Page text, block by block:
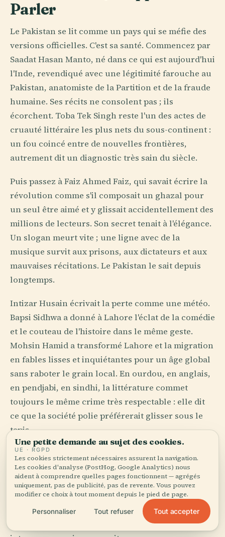
Parler
Le Pakistan se lit comme un pays qui se méfie des
versions officielles. C'est sa santé. Commencez par
Saadat Hasan Manto, né dans ce qui est aujourd'hui
l'Inde, revendiqué avec une légitimité farouche au
Pakistan, anatomiste de la Partition et de la fraude
humaine. Ses récits ne consolent pas ; ils
écorchent. Toba Tek Singh reste l'un des actes de
cruauté littéraire les plus nets du sous-continent :
un fou coincé entre de nouvelles frontières,
autrement dit un diagnostic très sain du siècle.
Puis passez à Faiz Ahmed Faiz, qui savait écrire la
révolution comme s'il composait un ghazal pour
un seul être aimé et y glissait accidentellement des
millions de lecteurs. Son secret tenait à l'élégance.
Un slogan meurt vite ; une ligne avec de la
musique survit aux prisons, aux dictateurs et aux
mauvaises récitations. Le Pakistan le sait depuis
longtemps.
Intizar Husain écrivait la perte comme une météo.
Bapsi Sidhwa a donné à Lahore l'éclat de la comédie
et le couteau de l'histoire dans le même geste.
Mohsin Hamid a transformé Lahore et la migration
en fables lisses et inquiétantes pour un âge global
sans raboter le grain local. En ourdou, en anglais,
en pendjabi, en sindhi, la littérature commet
toujours le même crime très respectable : elle dit
ce que la société polie préférerait glisser sous le
tapis.
Les villes portent des bibliothèques dans leur
posture. Lahore paraît surlue et l'assume. Karachi
écrit plus vite, sous pression. Islamabad classe et
corrige. Taxila offre l'échelle longue, celle qui
rappelle que les idées traversaient ces vallées bien
avant que les passeports n'apprennent à
Une petite demande au sujet des cookies.
UE · RGPD
Les cookies strictement nécessaires assurent la navigation.
Les cookies d'analyse (PostHog, Google Analytics) nous
aident à comprendre quelles pages fonctionnent — agrégés
uniquement, pas de publicité, pas de revente. Vous pouvez
modifier ce choix à tout moment depuis le pied de page.
Personnaliser Tout refuser Tout accepter